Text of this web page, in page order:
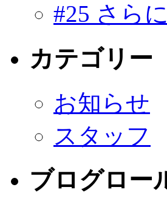
#25 さら
カテゴリー
お知らせ
スタッフ
ブログロー